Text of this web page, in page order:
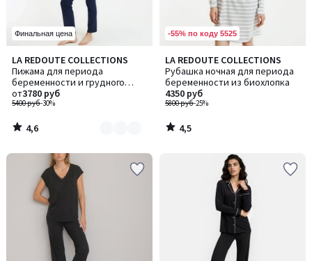
Финальная цена
LA REDOUTE COLLECTIONS
Пижама для периода
беременности и грудного
вскармливания
5400 руб-30%
от3780 руб
4,6
/ 5
Количество
цветов:
2
4,6
/
-55% по коду 5525
LA REDOUTE COLLECTIONS
Рубашка ночная для периода
беременности из биохлопка
5800 руб-25%
4350 руб
4,5
/ 5
4,5
/